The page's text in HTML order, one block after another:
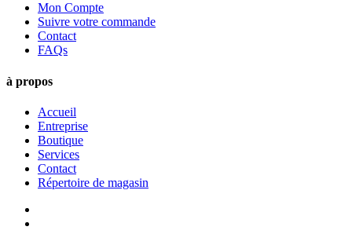
Mon Compte
Suivre votre commande
Contact
FAQs
à propos
Accueil
Entreprise
Boutique
Services
Contact
Répertoire de magasin